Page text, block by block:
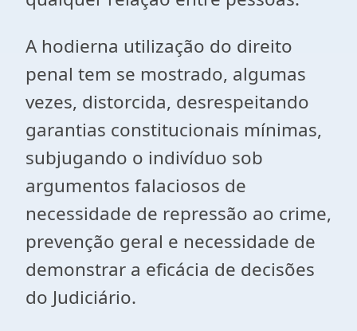
A hodierna utilização do direito
penal tem se mostrado, algumas
vezes, distorcida, desrespeitando
garantias constitucionais mínimas,
subjugando o indivíduo sob
argumentos falaciosos de
necessidade de repressão ao crime,
prevenção geral e necessidade de
demonstrar a eficácia de decisões
do Judiciário.